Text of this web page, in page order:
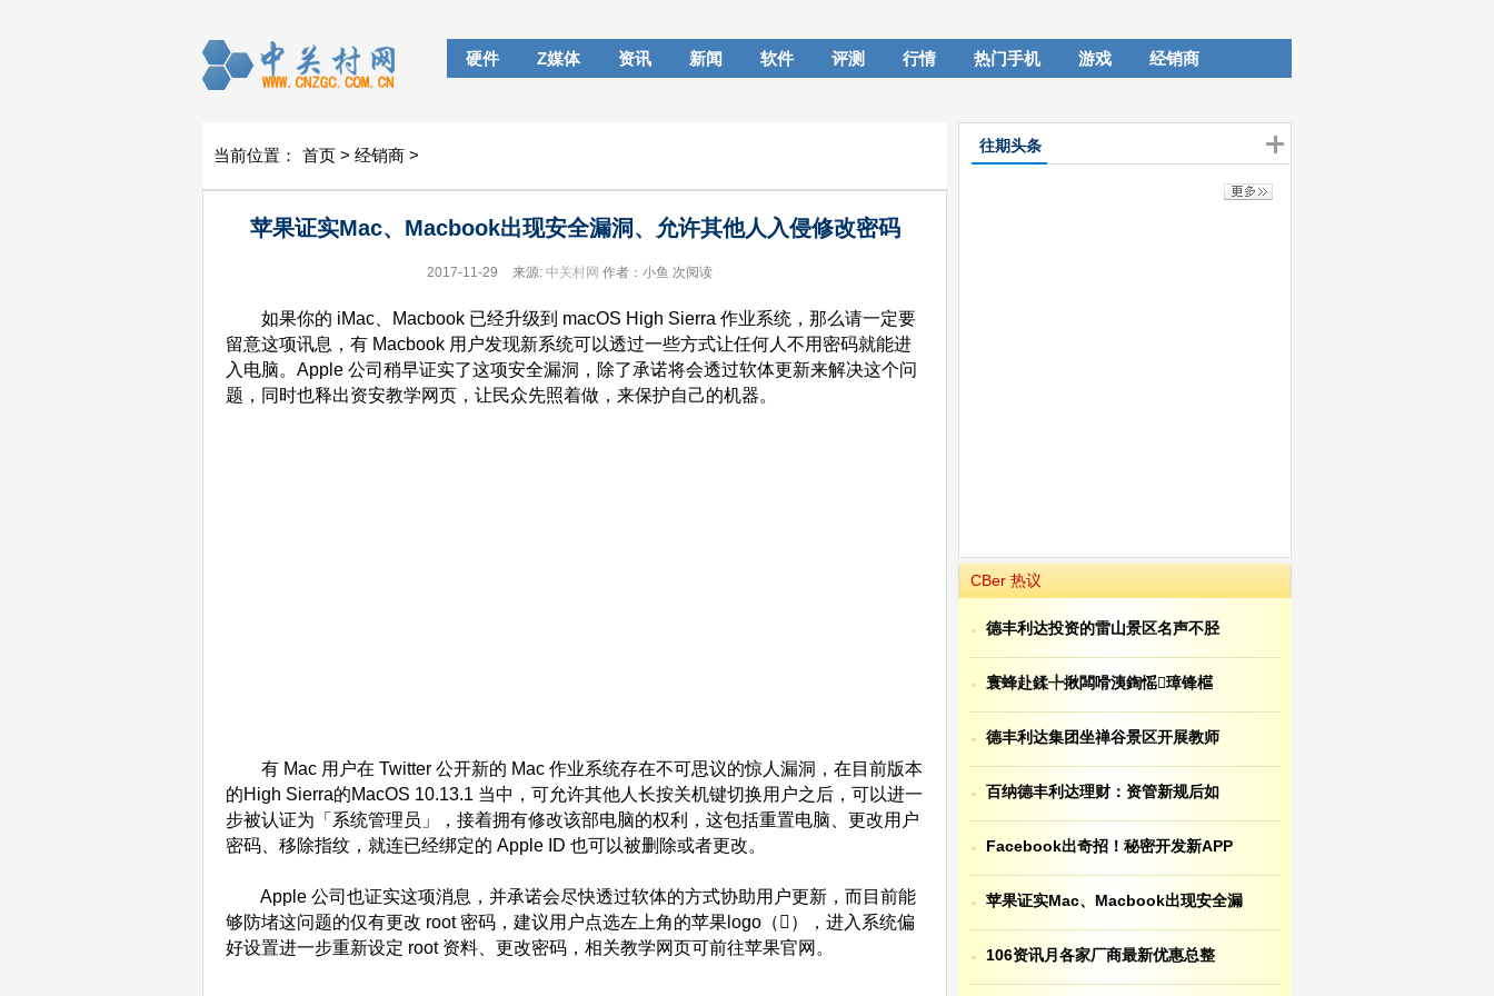
硬件 Z媒体 资讯 新闻 软件 评测 行情 热门手机 游戏 经销商
当前位置： 首页 > 经销商 >
苹果证实Mac、Macbook出现安全漏洞、允许其他人入侵修改密码
2017-11-29 来源: 中关村网 作者：小鱼 次阅读
如果你的 iMac、Macbook 已经升级到 macOS High Sierra 作业系统，那么请一定要
留意这项讯息，有 Macbook 用户发现新系统可以透过一些方式让任何人不用密码就能进
入电脑。Apple 公司稍早证实了这项安全漏洞，除了承诺将会透过软体更新来解决这个问
题，同时也释出资安教学网页，让民众先照着做，来保护自己的机器。
有 Mac 用户在 Twitter 公开新的 Mac 作业系统存在不可思议的惊人漏洞，在目前版本
的High Sierra的MacOS 10.13.1 当中，可允许其他人长按关机键切换用户之后，可以进一
步被认证为「系统管理员」，接着拥有修改该部电脑的权利，这包括重置电脑、更改用户
密码、移除指纹，就连已经绑定的 Apple ID 也可以被删除或者更改。
Apple 公司也证实这项消息，并承诺会尽快透过软体的方式协助用户更新，而目前能
够防堵这问题的仅有更改 root 密码，建议用户点选左上角的苹果logo（），进入系统偏
好设置进一步重新设定 root 资料、更改密码，相关教学网页可前往苹果官网。
往期头条
CBer 热议
· 德丰利达投资的雷山景区名声不胫
· 寰蜂赴鍒╄揪闆嗗洟鍧愮璋锋櫙
· 德丰利达集团坐禅谷景区开展教师
· 百纳德丰利达理财：资管新规后如
· Facebook出奇招！秘密开发新APP
· 苹果证实Mac、Macbook出现安全漏
· 106资讯月各家厂商最新优惠总整